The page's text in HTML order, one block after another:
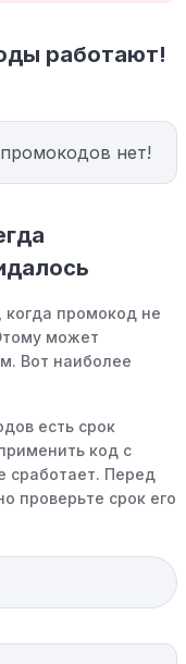
работают!
нет!
когда промокод не
может
Вот наиболее
есть срок
код с
сработает. Перед
проверьте срок его
интересующий
Некоторые
напрямую, без